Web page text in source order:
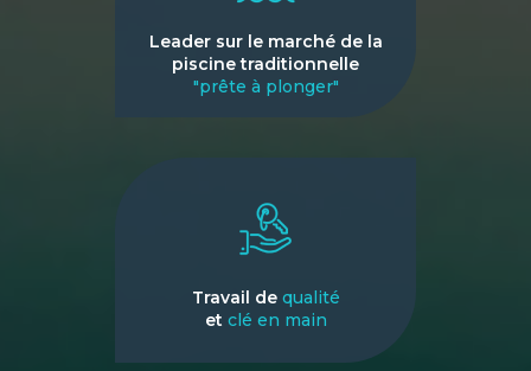
Leader sur le marché de la
piscine traditionnelle
"prête à plonger"
Travail de qualité
et clé en main